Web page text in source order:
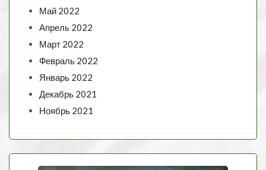
Май 2022
Апрель 2022
Март 2022
Февраль 2022
Январь 2022
Декабрь 2021
Ноябрь 2021